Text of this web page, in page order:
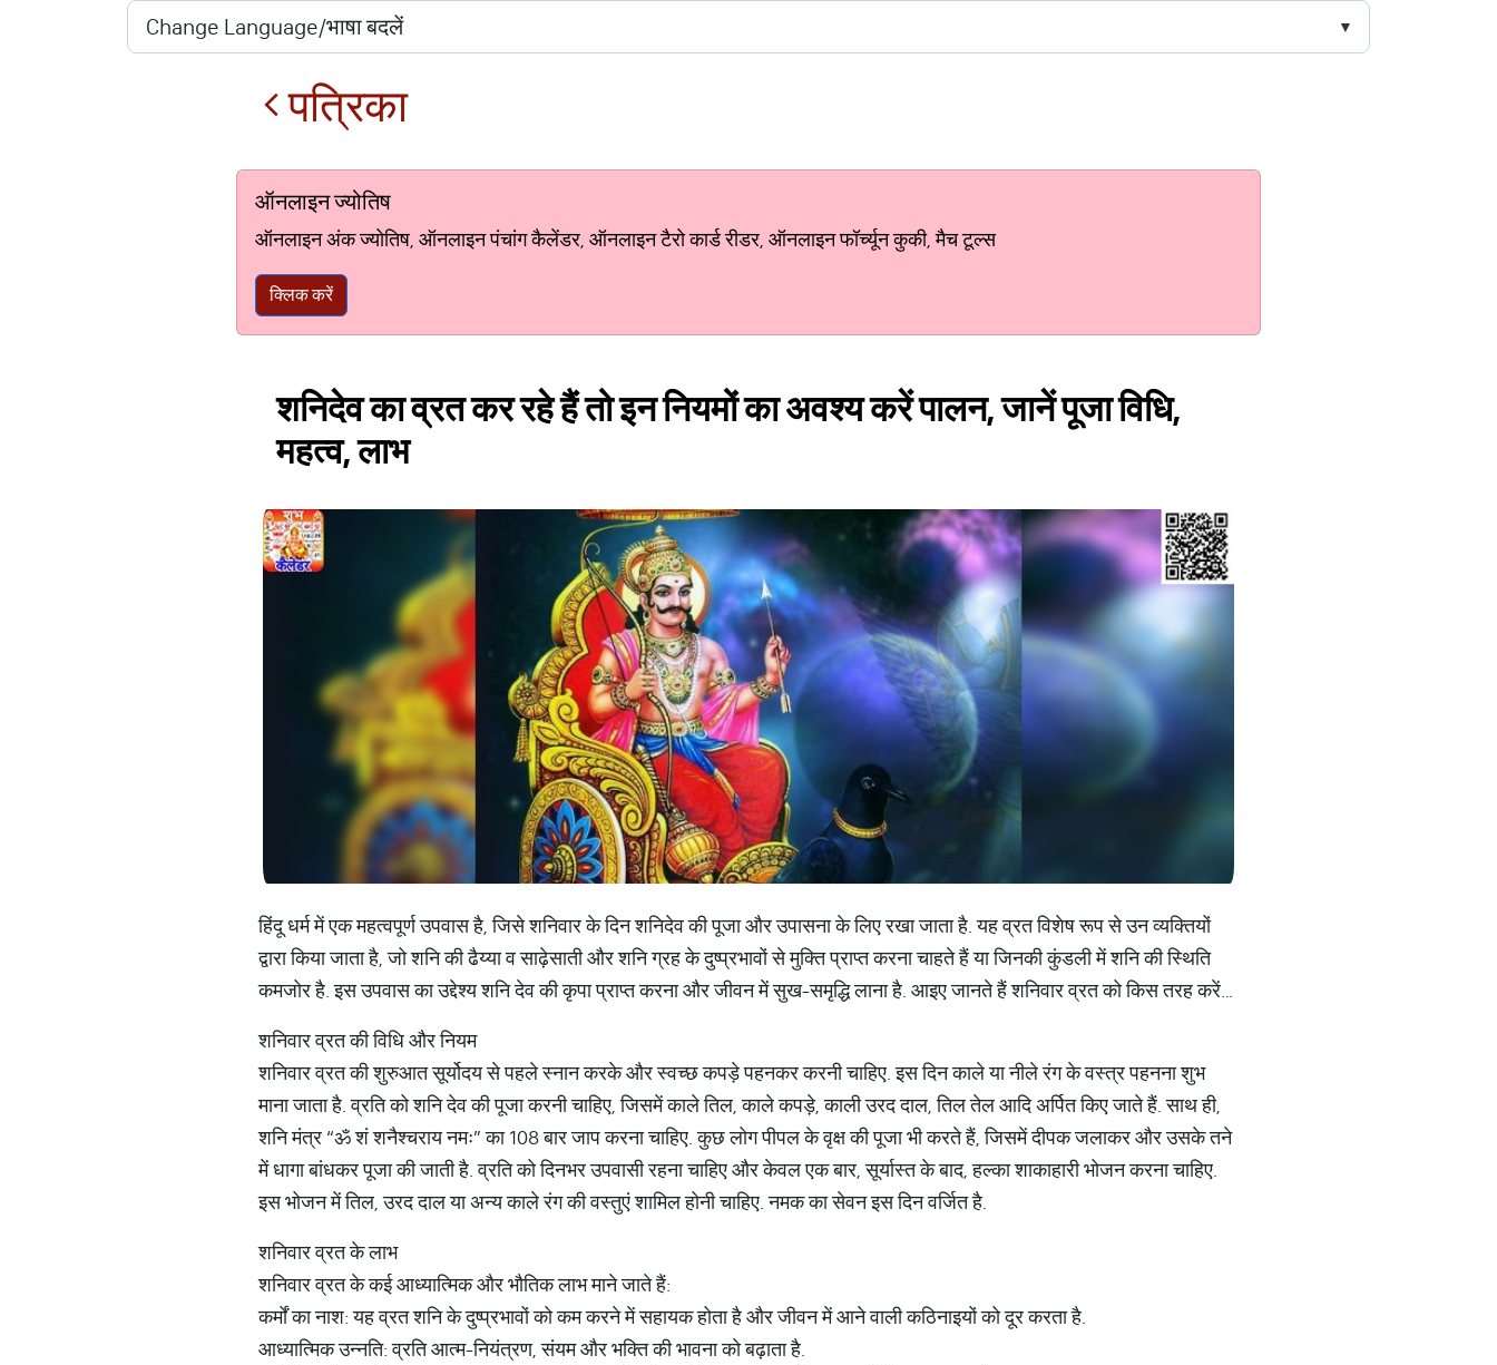
पत्रिका
ऑनलाइन ज्योतिष
ऑनलाइन अंक ज्योतिष, ऑनलाइन पंचांग कैलेंडर, ऑनलाइन टैरो कार्ड रीडर, ऑनलाइन फॉर्च्यून कुकी, मैच टूल्स
क्लिक करें
शनिदेव का व्रत कर रहे हैं तो इन नियमों का अवश्य करें पालन, जानें पूजा विधि,
महत्व, लाभ
हिंदू धर्म में एक महत्वपूर्ण उपवास है, जिसे शनिवार के दिन शनिदेव की पूजा और उपासना के लिए रखा जाता है. यह व्रत विशेष रूप से उन व्यक्तियों
द्वारा किया जाता है, जो शनि की ढैय्या व साढ़ेसाती और शनि ग्रह के दुष्प्रभावों से मुक्ति प्राप्त करना चाहते हैं या जिनकी कुंडली में शनि की स्थिति
कमजोर है. इस उपवास का उद्देश्य शनि देव की कृपा प्राप्त करना और जीवन में सुख-समृद्धि लाना है. आइए जानते हैं शनिवार व्रत को किस तरह करें…
शनिवार व्रत की विधि और नियम
शनिवार व्रत की शुरुआत सूर्योदय से पहले स्नान करके और स्वच्छ कपड़े पहनकर करनी चाहिए. इस दिन काले या नीले रंग के वस्त्र पहनना शुभ
माना जाता है. व्रति को शनि देव की पूजा करनी चाहिए, जिसमें काले तिल, काले कपड़े, काली उरद दाल, तिल तेल आदि अर्पित किए जाते हैं. साथ ही,
शनि मंत्र “ॐ शं शनैश्चराय नमः” का 108 बार जाप करना चाहिए. कुछ लोग पीपल के वृक्ष की पूजा भी करते हैं, जिसमें दीपक जलाकर और उसके तने
में धागा बांधकर पूजा की जाती है. व्रति को दिनभर उपवासी रहना चाहिए और केवल एक बार, सूर्यास्त के बाद, हल्का शाकाहारी भोजन करना चाहिए.
इस भोजन में तिल, उरद दाल या अन्य काले रंग की वस्तुएं शामिल होनी चाहिए. नमक का सेवन इस दिन वर्जित है.
शनिवार व्रत के लाभ
शनिवार व्रत के कई आध्यात्मिक और भौतिक लाभ माने जाते हैं:
कर्मों का नाश: यह व्रत शनि के दुष्प्रभावों को कम करने में सहायक होता है और जीवन में आने वाली कठिनाइयों को दूर करता है.
आध्यात्मिक उन्नति: व्रति आत्म-नियंत्रण, संयम और भक्ति की भावना को बढ़ाता है.